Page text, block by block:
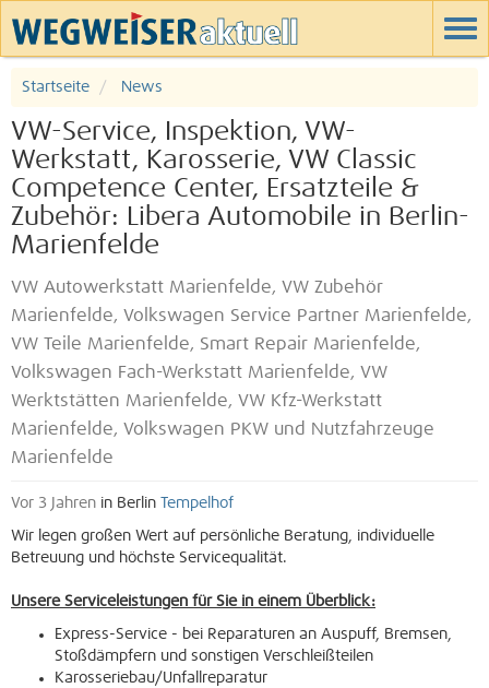
Startseite News
VW-Service, Inspektion, VW-
Werkstatt, Karosserie, VW Classic
Competence Center, Ersatzteile &
Zubehör: Libera Automobile in Berlin-
Marienfelde
VW Autowerkstatt Marienfelde, VW Zubehör
Marienfelde, Volkswagen Service Partner Marienfelde,
VW Teile Marienfelde, Smart Repair Marienfelde,
Volkswagen Fach-Werkstatt Marienfelde, VW
Werktstätten Marienfelde, VW Kfz-Werkstatt
Marienfelde, Volkswagen PKW und Nutzfahrzeuge
Marienfelde
Vor 3 Jahren in Berlin Tempelhof
Wir legen großen Wert auf persönliche Beratung, individuelle
Betreuung und höchste Servicequalität.
Unsere Serviceleistungen für Sie in einem Überblick:
Express-Service - bei Reparaturen an Auspuff, Bremsen,
Stoßdämpfern und sonstigen Verschleißteilen
Karosseriebau/Unfallreparatur